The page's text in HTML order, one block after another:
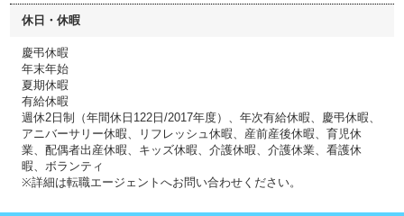
休日・休暇
慶弔休暇
年末年始
夏期休暇
有給休暇
週休2日制（年間休日122日/2017年度）、年次有給休暇、慶弔休暇、
アニバーサリー休暇、リフレッシュ休暇、産前産後休暇、育児休
業、配偶者出産休暇、キッズ休暇、介護休暇、介護休業、看護休
暇、ボランティ
※詳細は転職エージェントへお問い合わせください。